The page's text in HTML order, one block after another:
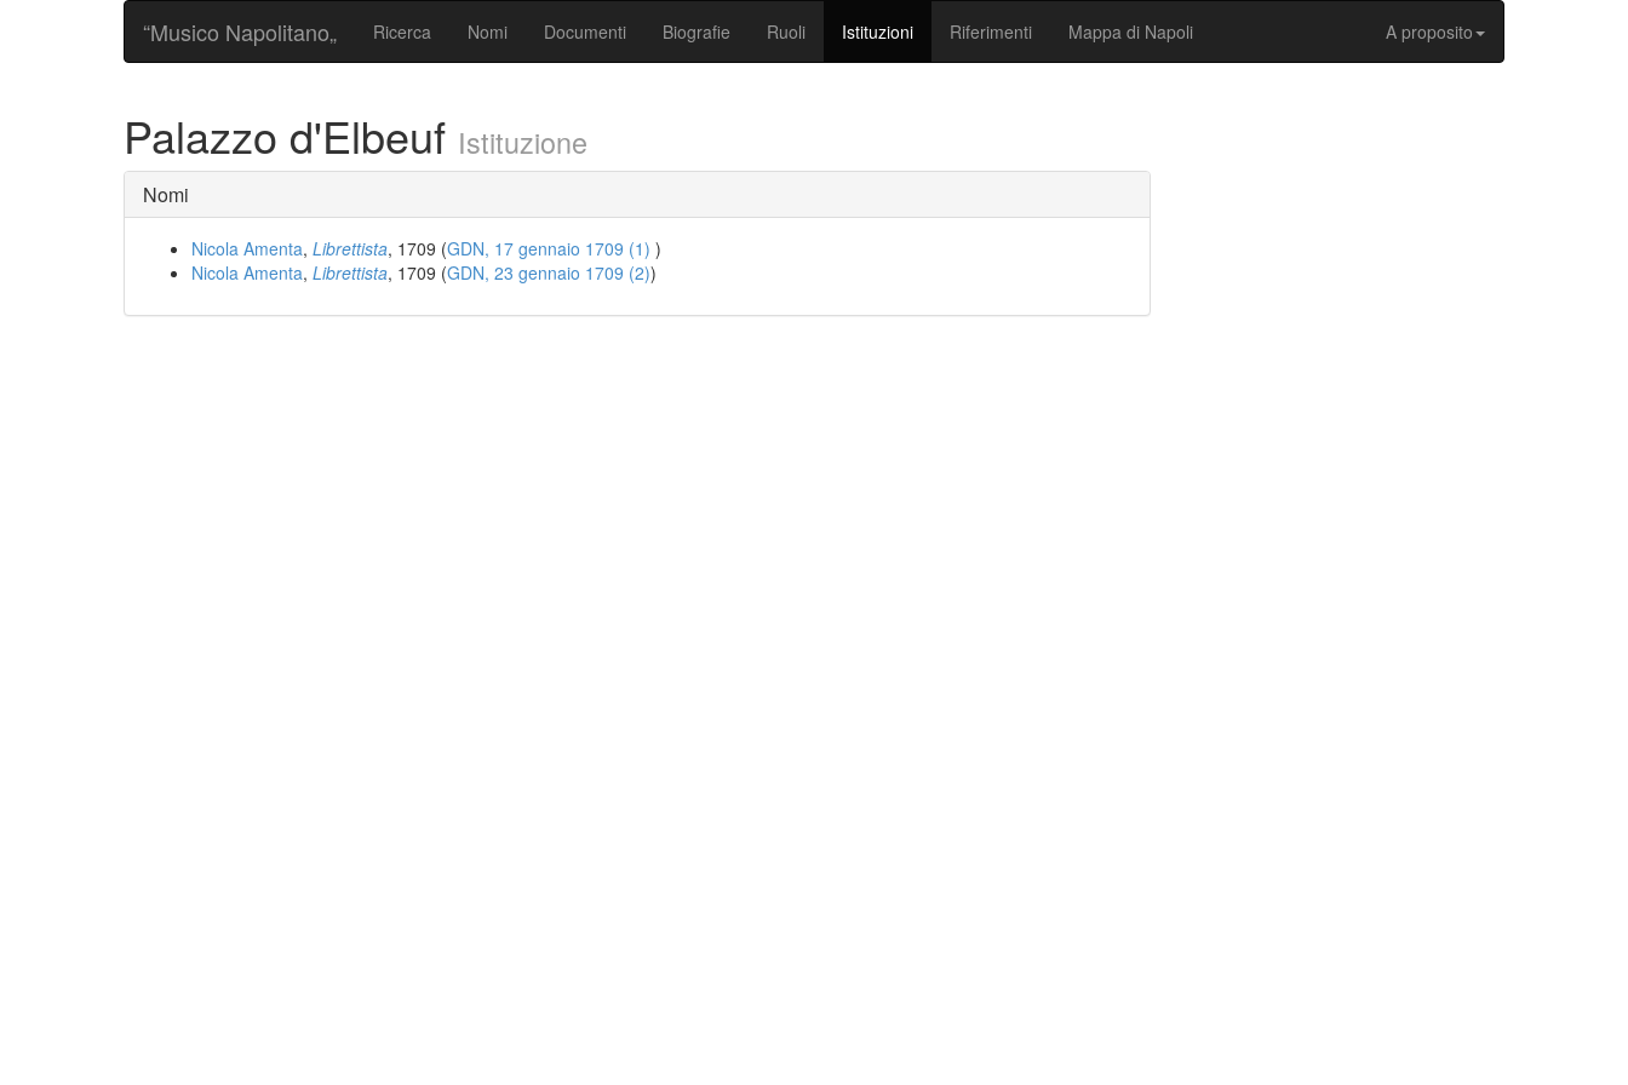
“Musico Napolitano„ Ricerca Nomi Documenti Biografie Ruoli Istituzioni Riferimenti Mappa di Napoli A proposito
Palazzo d'Elbeuf Istituzione
Nomi
Nicola Amenta, Librettista, 1709 (GDN, 17 gennaio 1709 (1) )
Nicola Amenta, Librettista, 1709 (GDN, 23 gennaio 1709 (2))